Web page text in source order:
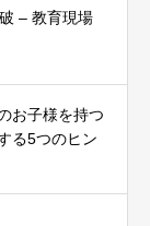
– 教育現場
お子様を持つ
る5つのヒン